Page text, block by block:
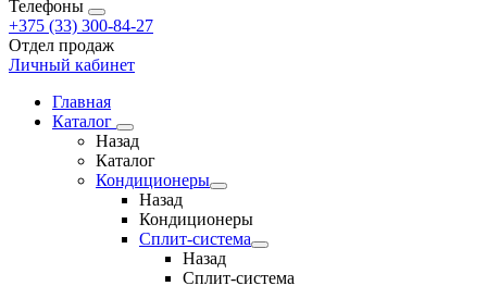
Телефоны
+375 (33) 300-84-27
Отдел продаж
Личный кабинет
Главная
Каталог
Назад
Каталог
Кондиционеры
Назад
Кондиционеры
Сплит-система
Назад
Сплит-система